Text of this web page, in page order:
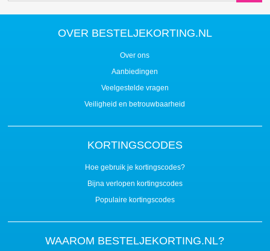
OVER BESTELJEKORTING.NL
Over ons
Aanbiedingen
Veelgestelde vragen
Veiligheid en betrouwbaarheid
KORTINGSCODES
Hoe gebruik je kortingscodes?
Bijna verlopen kortingscodes
Populaire kortingscodes
WAAROM BESTELJEKORTING.NL?